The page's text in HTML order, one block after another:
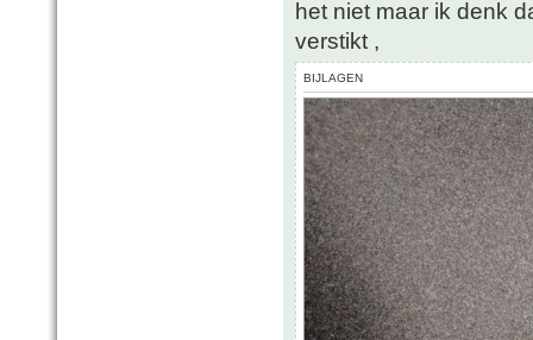
het niet maar ik denk
verstikt ,
BIJLAGEN